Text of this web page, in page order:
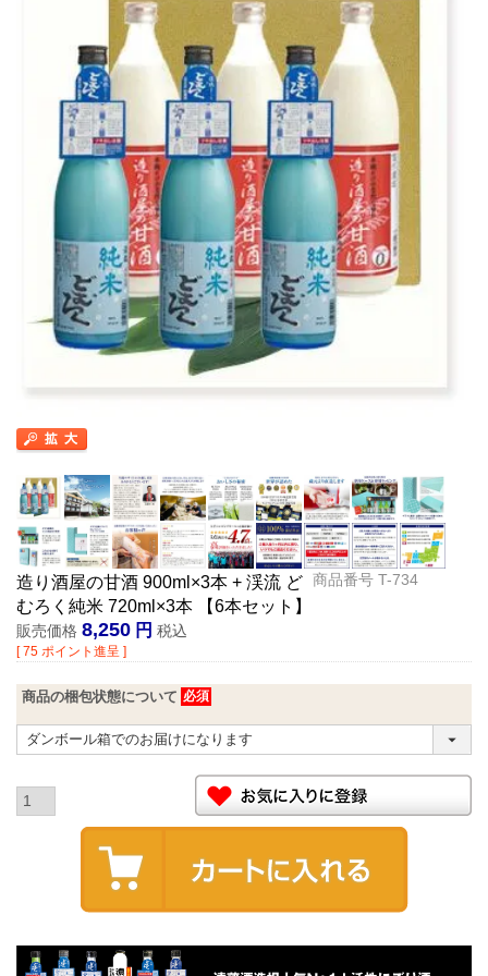
造り酒屋の甘酒 900ml×3本 + 渓流 ど
むろく純米 720ml×3本 【6本セット】
商品番号 T-734
販売価格 8,250 税込
[ 75 ポイント進呈 ]
商品の梱包状態について